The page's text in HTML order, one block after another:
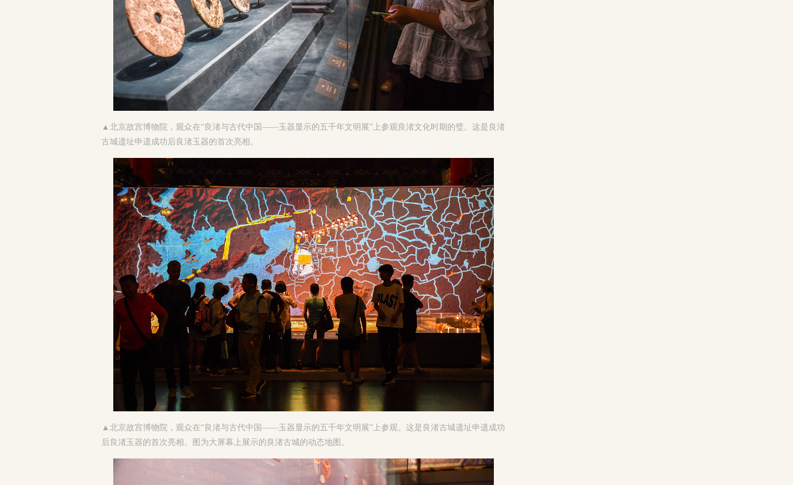
▲ 北京故宫博物院，观众在“良渚与古代中国——玉器显示的五千年文明展”上参观良渚文化时期的璧。这是良渚
古城遗址申遗成功后良渚玉器的首次亮相。
▲ 北京故宫博物院，观众在“良渚与古代中国——玉器显示的五千年文明展”上参观。这是良渚古城遗址申遗成功
后良渚玉器的首次亮相。图为大屏幕上展示的良渚古城的动态地图。